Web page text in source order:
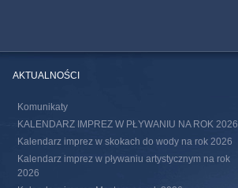
AKTUALNOŚCI
Komunikaty
KALENDARZ IMPREZ W PŁYWANIU NA ROK 2026
Kalendarz imprez w skokach do wody na rok 2026
Kalendarz imprez w pływaniu artystycznym na rok
2026